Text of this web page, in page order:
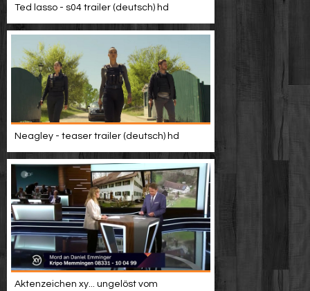
Ted lasso - s04 trailer (deutsch) hd
Neagley - teaser trailer (deutsch) hd
Aktenzeichen xy... ungelöst vom